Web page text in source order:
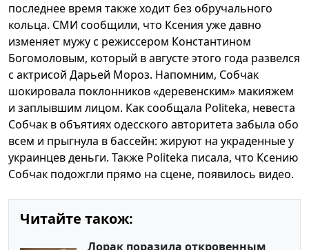
последнее время также ходит без обручального
кольца. СМИ сообщили, что Ксения уже давно
изменяет мужу с режиссером Константином
Богомоловым, который в августе этого года развелся
с актрисой Дарьей Мороз. Напомним, Собчак
шокировала поклонников «деревенским» макияжем
и заплывшим лицом. Как сообщала Politeka, невеста
Собчак в объятиях одесского авторитета забыла обо
всем и прыгнула в бассейн: жируют на украденные у
украинцев деньги. Также Politeka писала, что Ксению
Собчак подожгли прямо на сцене, появилось видео.
Читайте також:
Лорак поразила откровенным